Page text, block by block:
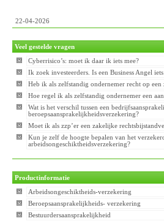
22-04-2026
Veel gestelde vragen
Cyberrisico’s: moet ik daar ik iets mee?
Ik zoek investeerders. Is een Business Angel
Heb ik als zelfstandig ondernemer recht op een
Hoe regel ik als zelfstandig ondernemer een
Wat is het verschil tussen een
beroepsaansprakelijkheidsverzekering?
Moet ik als zzp’er een zakelijke
Kun je zelf de hoogte bepalen van het
arbeidsongeschiktheidsverzekering?
Productinformatie
Arbeidsongeschiktheids-verzekering
Beroepsaansprakelijkheids- verzekering
Bestuurdersaansprakelijkheid